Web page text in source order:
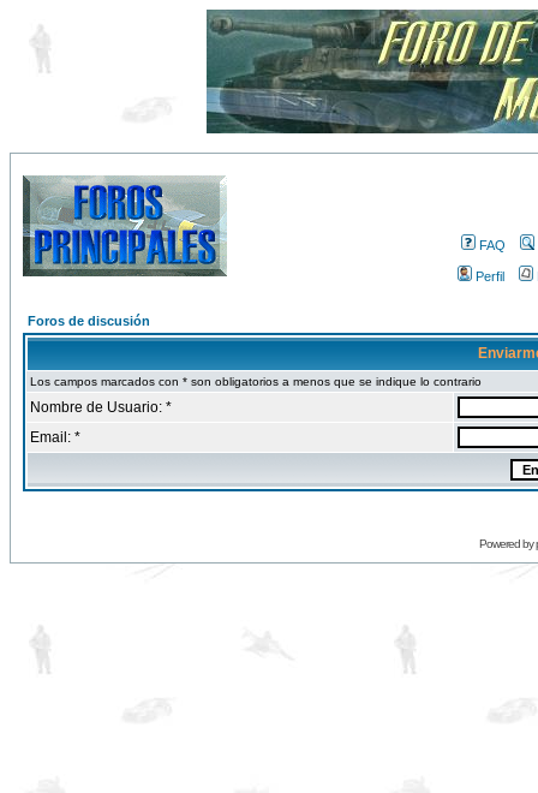
FAQ
Perfil
Foros de discusión
Los campos marcados con * son obligatorios a menos que se indique lo contrario
Nombre de Usuario: *
Email: *
Powered by